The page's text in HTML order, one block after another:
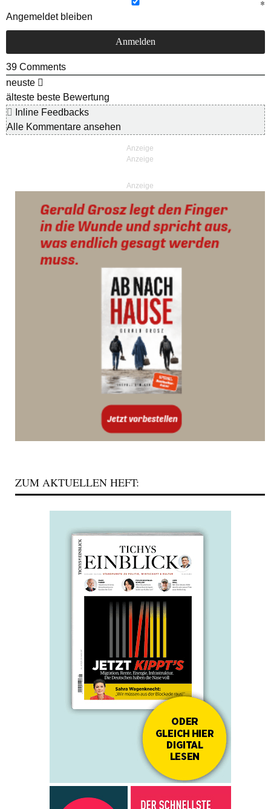
Angemeldet bleiben
39 Comments
neuste
älteste beste Bewertung
Inline Feedbacks
Alle Kommentare ansehen
Anzeige
ZUM AKTUELLEN HEFT: